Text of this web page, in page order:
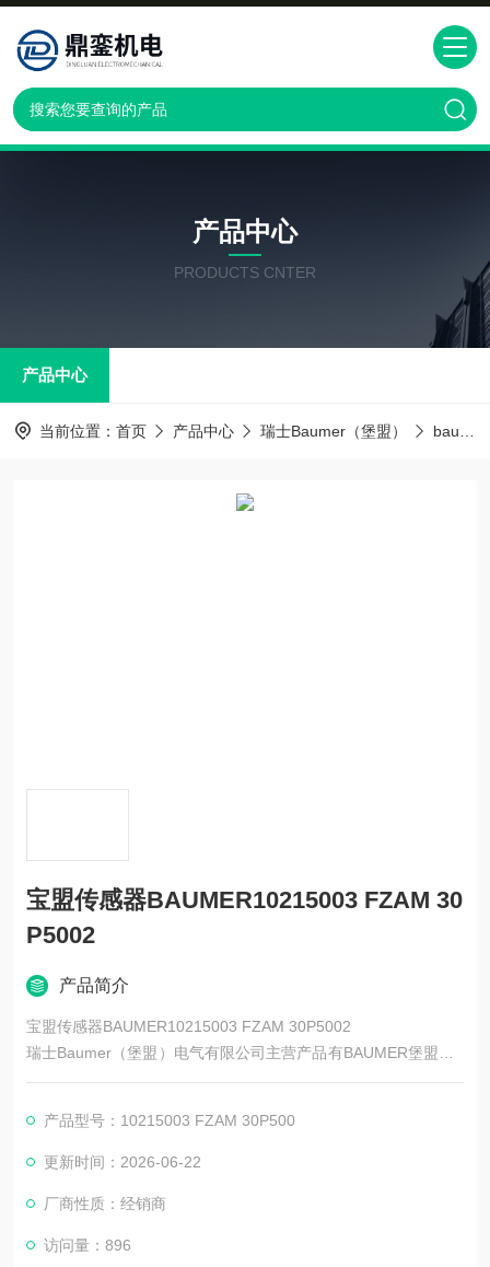
产品中心
PRODUCTS CNTER
产品中心
当前位置： 首页 产品中心 瑞士Baumer（堡盟） baumer传感器
宝盟传感器BAUMER10215003 FZAM 30
P5002
产品简介
宝盟传感器BAUMER10215003 FZAM 30P5002
瑞士Baumer（堡盟）电气有限公司主营产品有BAUMER堡盟、B
AUMER编码器、BAUMER传感器、BAUMER控制器、BAUMER
ER光电开关、BAUMER限位开关、BAUMER放大器、BAUMER
变送器、BAUMER安全栅等。
产品型号：10215003 FZAM 30P500
更新时间：2026-06-22
厂商性质：经销商
访问量：896